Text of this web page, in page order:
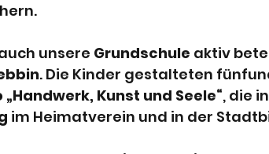
unsere Grundschule aktiv
. Die Kinder gestalteten
Kunst und Seele“, die
im Heimatverein und in der